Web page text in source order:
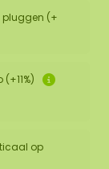
pluggen (+
op